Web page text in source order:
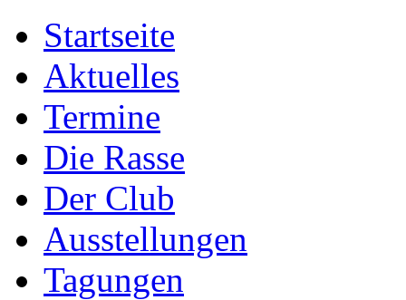
Startseite
Aktuelles
Termine
Die Rasse
Der Club
Ausstellungen
Tagungen